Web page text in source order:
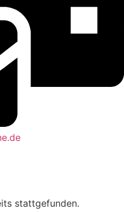
stattgefunden.